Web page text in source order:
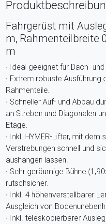
Fahrgerüst mit
m, Rahmenteilbreite
m
∙ Ideal geeignet für Dach-
∙ Extrem robuste
Rahmenteile.
∙ Schneller Auf- und Abbau
an Streben und Diagonalen
Etage.
∙ Inkl. HYMER-Lifter, mit dem
Verstrebungen schnell und
aushängen lassen.
∙ Sehr geräumige Bühne
rutschsicher.
∙ Inkl. 4 höhenverstellbarer
Ausgleich von
∙ Inkl. teleskopierbarer